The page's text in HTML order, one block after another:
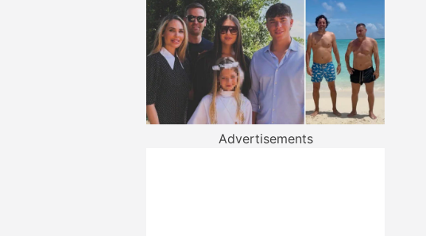
Advertisements